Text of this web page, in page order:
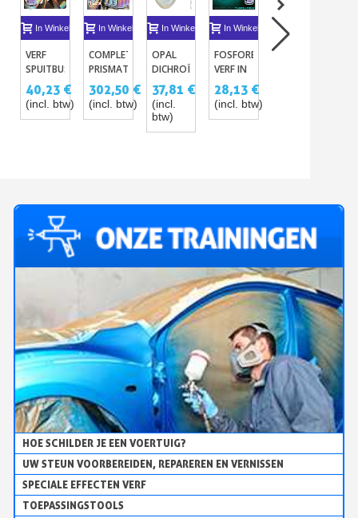
HOE SCHILDER JE EEN VOERTUIG?
UW STEUN VOORBEREIDEN, REPAREREN EN VERNISSEN
SPECIALE EFFECTEN VERF
TOEPASSINGSTOOLS
In Winkelwagen
VERF
SPUITBUS
MET 3D
HOLOGRAM
EFFECT
40,23 €
(incl. btw)
In Winkelwagen
COMPLETE
PRISMATISCHE
SPUITVERFSET
-
HOLOGRAFISCH
302,50 €
(incl. btw)
In Winkelwagen
OPAL
DICHROÏSCHE
VERVEN
- 14
KLEUREN
37,81 €
(incl.
btw)
In Winkelwagen
FOSFORESCERENDE
VERF IN
SPUITBUS
28,13 €
(incl. btw)